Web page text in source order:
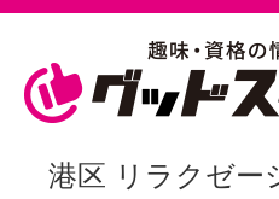
港区 リラクゼー